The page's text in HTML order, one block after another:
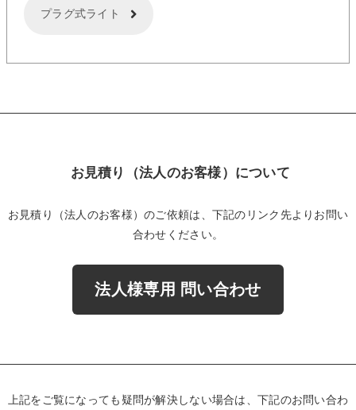
プラグ式ライト
お見積り（法人のお客様）について
お見積り（法人のお客様）のご依頼は、下記のリンク先よりお問い
合わせください。
法人様専用 問い合わせ
上記をご覧になっても疑問が解決しない場合は、下記のお問い合わ